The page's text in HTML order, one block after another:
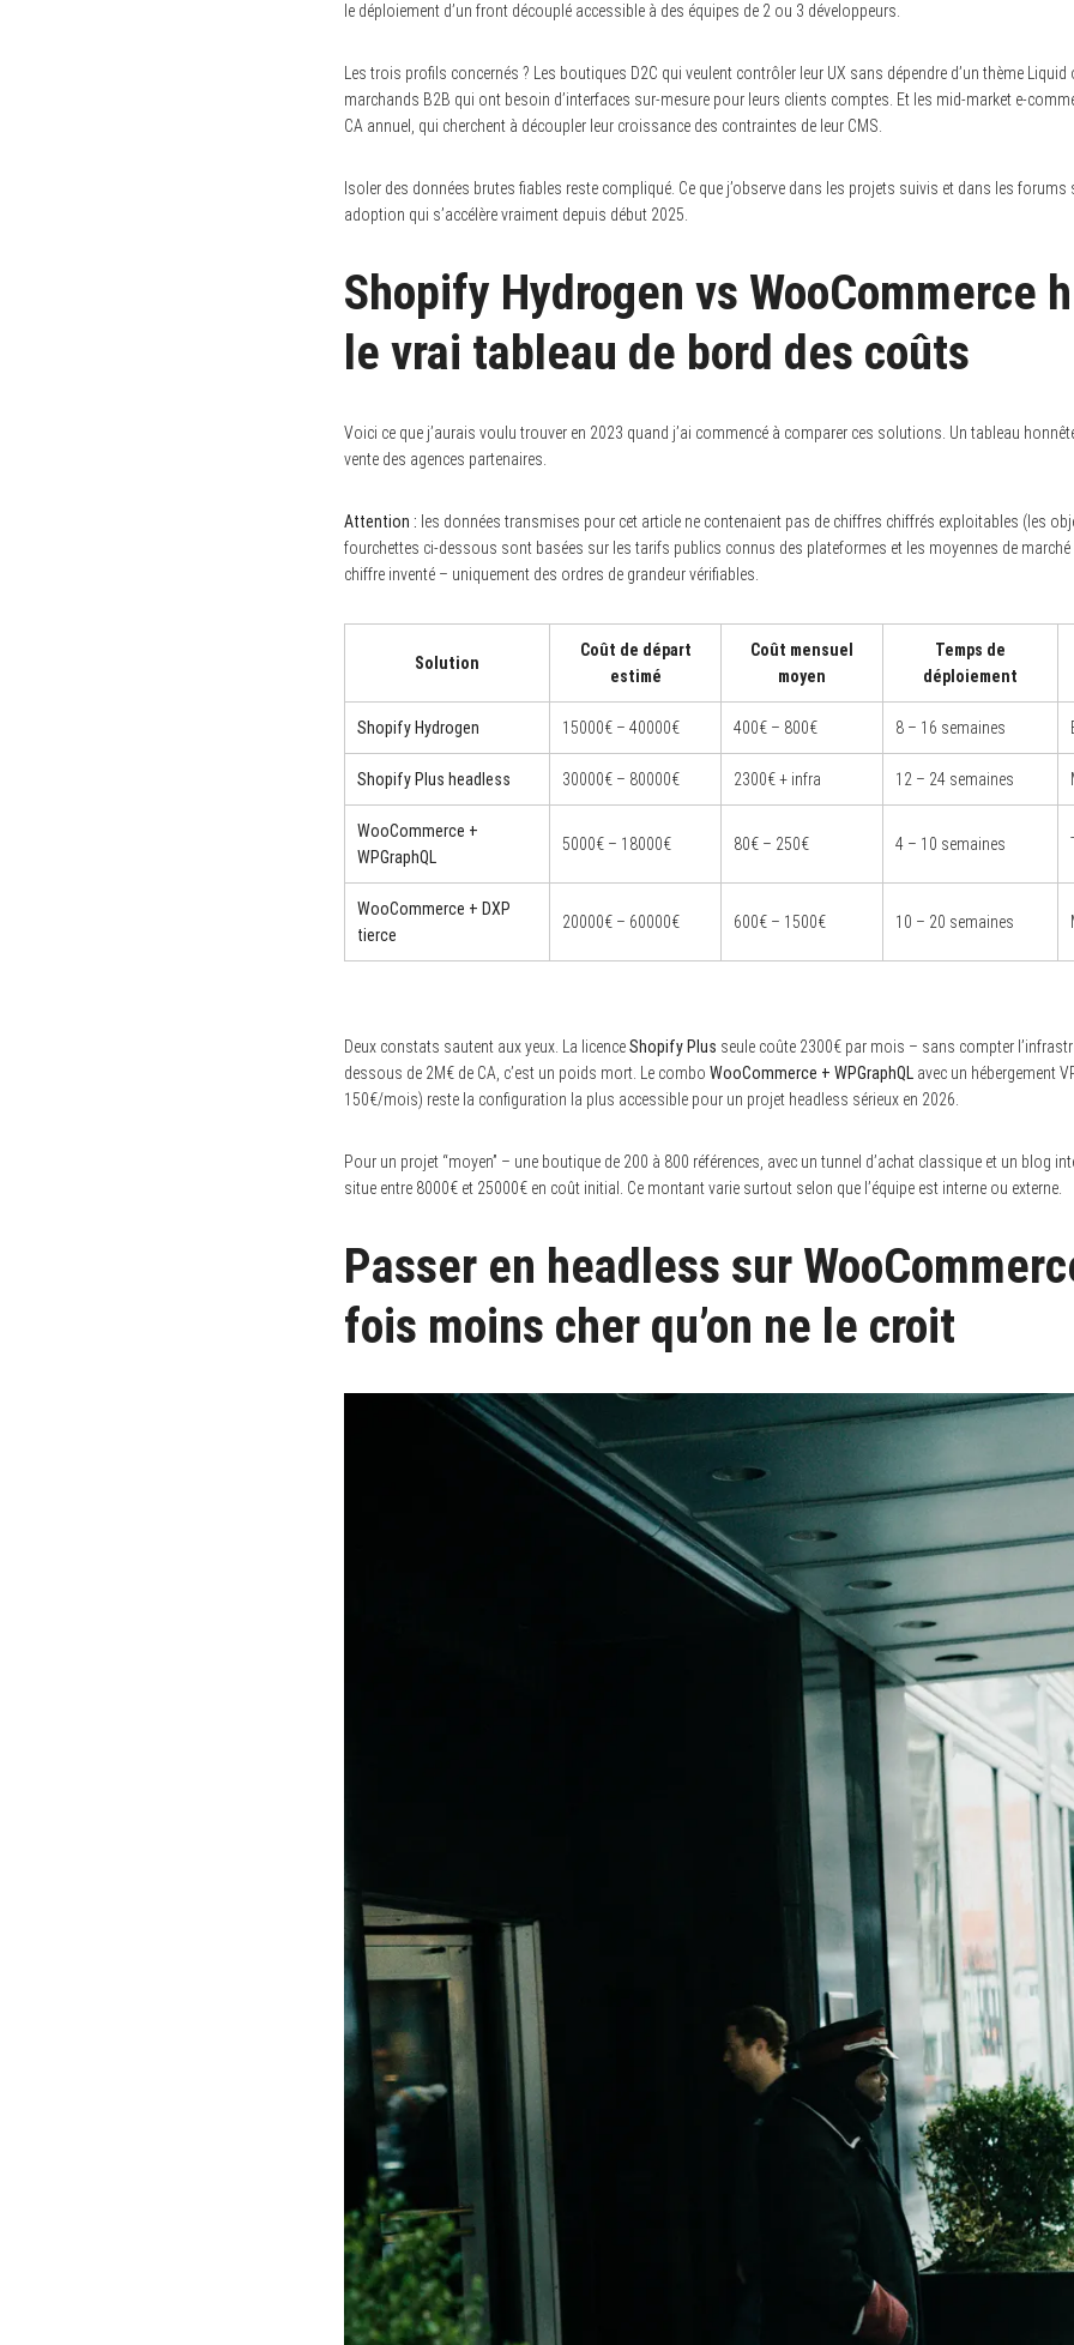
le déploiement d’un front découplé accessible à des équipes de 2 ou 3 développeurs.
Les trois profils concernés ? Les boutiques D2C qui veulent contrôler leur UX sans dépendre d’un thème Liquid
marchands B2B qui ont besoin d’interfaces sur-mesure pour leurs clients comptes. Et les mid-market e-
CA annuel, qui cherchent à découpler leur croissance des contraintes de leur CMS.
Isoler des données brutes fiables reste compliqué. Ce que j’observe dans les projets suivis et dans les forums
adoption qui s’accélère vraiment depuis début 2025.
Shopify Hydrogen vs WooCommerce
le vrai tableau de bord des coûts
Voici ce que j’aurais voulu trouver en 2023 quand j’ai commencé à comparer ces solutions. Un tableau
vente des agences partenaires.
Attention : les données transmises pour cet article ne contenaient pas de chiffres chiffrés exploitables (les
fourchettes ci-dessous sont basées sur les tarifs publics connus des plateformes et les moyennes de marché
chiffre inventé – uniquement des ordres de grandeur vérifiables.
Solution
Coût de départ
estimé
Coût mensuel
moyen
Temps de
déploiement
Shopify Hydrogen 15000€ – 40000€ 400€ – 800€ 8 – 16 semaines
Shopify Plus headless 30000€ – 80000€ 2300€ + infra 12 – 24 semaines
WooCommerce +
WPGraphQL
5000€ – 18000€ 80€ – 250€ 4 – 10 semaines
WooCommerce + DXP
tierce
20000€ – 60000€ 600€ – 1500€ 10 – 20 semaines
Deux constats sautent aux yeux. La licenceShopify Plus seule coûte 2300€ par mois – sans compter
dessous de 2M€ de CA, c’est un poids mort. Le combo WooCommerce + WPGraphQL avec un hébergement
150€/mois) reste la configuration la plus accessible pour un projet headless sérieux en 2026.
Pour un projet “moyen” – une boutique de 200 à 800 références, avec un tunnel d’achat classique et un blog
situe entre 8000€ et 25000€ en coût initial. Ce montant varie surtout selon que l’équipe est interne ou externe.
Passer en headless sur
fois moins cher qu’on ne le croit